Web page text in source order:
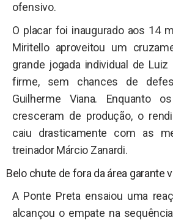
ofensivo.
O placar foi inaugurado aos 14
Miritello aproveitou um
grande jogada individual de
firme, sem chances de
Guilherme Viana. Enquanto
cresceram de produção, o
caiu drasticamente com as
treinador Márcio Zanardi.
Belo chute de fora da área garante
A Ponte Preta ensaiou uma
alcançou o empate na